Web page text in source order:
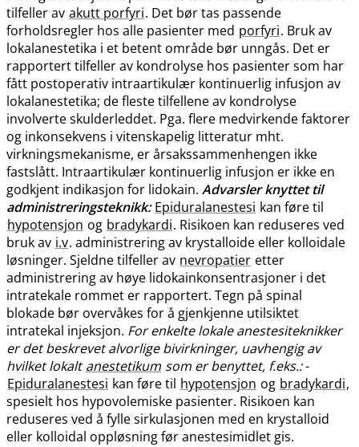
tilfeller av akutt porfyri. Det bør tas passende
forholdsregler hos alle pasienter med porfyri. Bruk av
lokalanestetika i et betent område bør unngås. Det er
rapportert tilfeller av kondrolyse hos pasienter som har
fått postoperativ intraartikulær kontinuerlig infusjon av
lokalanestetika; de fleste tilfellene av kondrolyse
involverte skulderleddet. Pga. flere medvirkende faktorer
og inkonsekvens i vitenskapelig litteratur mht.
virkningsmekanisme, er årsakssammenhengen ikke
fastslått. Intraartikulær kontinuerlig infusjon er ikke en
godkjent indikasjon for lidokain. Advarsler knyttet til
administreringsteknikk:Epiduralanestesi kan føre til
hypotensjon og bradykardi. Risikoen kan reduseres ved
bruk av i.v. administrering av krystalloide eller kolloidale
løsninger. Sjeldne tilfeller av nevropatier etter
administrering av høye lidokainkonsentrasjoner i det
intratekale rommet er rapportert. Tegn på spinal
blokade bør overvåkes for å gjenkjenne utilsiktet
intratekal injeksjon. For enkelte lokale anestesiteknikker
er det beskrevet alvorlige bivirkninger, uavhengig av
hvilket lokaltanestetikum som er benyttet, f.eks.:-
Epiduralanestesi kan føre til hypotensjon og bradykardi,
spesielt hos hypovolemiske pasienter. Risikoen kan
reduseres ved å fylle sirkulasjonen med en krystalloid
eller kolloidal oppløsning før anestesimidlet gis.